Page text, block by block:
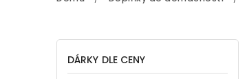
DÁRKY DLE CENY